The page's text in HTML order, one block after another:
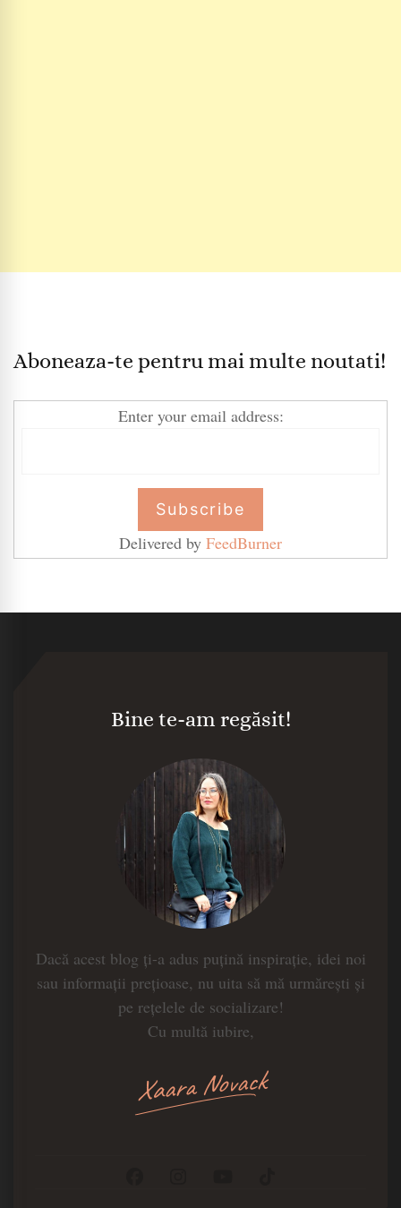
Aboneaza-te pentru mai multe noutati!
Enter your email address:
Delivered by FeedBurner
Bine te-am regăsit!
Dacă acest blog ți-a adus puțină inspirație, idei noi
sau informații prețioase, nu uita să mă urmărești și
pe rețelele de socializare!
Cu multă iubire,
Xaara Novack